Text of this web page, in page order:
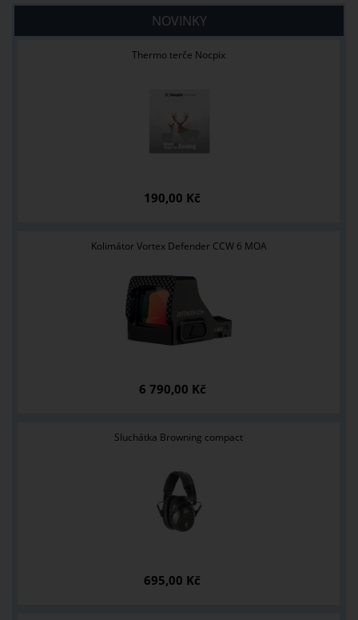
NOVINKY
Thermo terče Nocpix
190,00 Kč
Kolimátor Vortex Defender CCW 6 MOA
6 790,00 Kč
Sluchátka Browning compact
695,00 Kč